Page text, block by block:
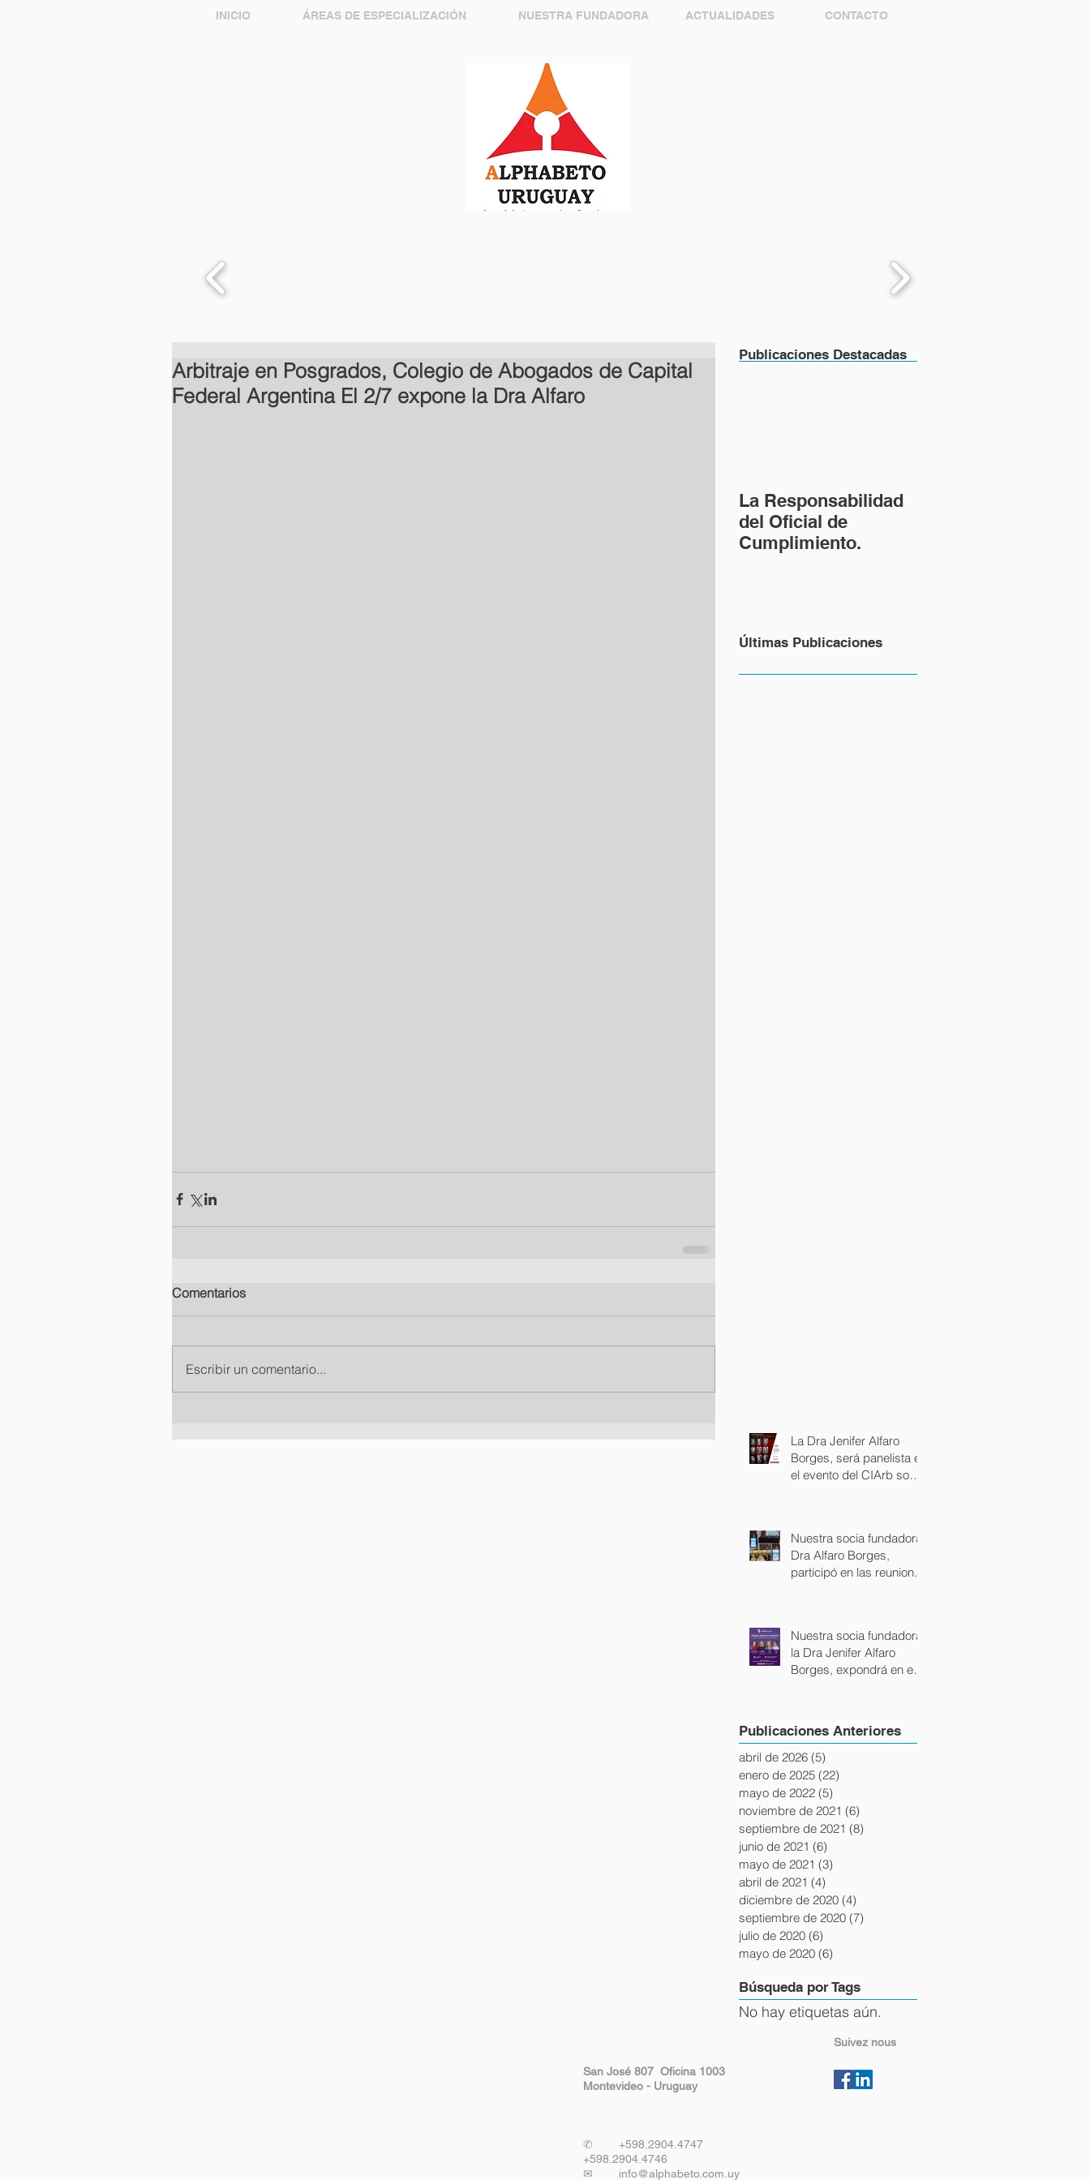
Arbitraje en Posgrados, Colegio de Abogados de Capital
Federal Argentina El 2/7 expone la Dra Alfaro
Comentarios
Escribir un comentario...
Publicaciones Destacadas
La Responsabilidad
del Oficial de
Cumplimiento.
Últimas Publicaciones
La Dra Jenifer Alfaro
Borges, será panelista en
el evento del CIArb sobre
Nuestra socia fundadora,
Dra Alfaro Borges,
participó en las reuniones
Nuestra socia fundadora,
la Dra Jenifer Alfaro
Borges, expondrá en el
de Uruguay, la
Embajadora del Perú y la
Presidente del BPS
Publicaciones Anteriores
abril de 2026 (5)
enero de 2025 (22)
mayo de 2022 (5)
noviembre de 2021 (6)
septiembre de 2021 (8)
junio de 2021 (6)
mayo de 2021 (3)
abril de 2021 (4)
diciembre de 2020 (4)
septiembre de 2020 (7)
julio de 2020 (6)
mayo de 2020 (6)
Búsqueda por Tags
No hay etiquetas aún.
INICIO ÁREAS DE ESPECIALIZACIÓN NUESTRA FUNDADORA ACTUALIDADES CONTACTO
San José 807 Oficina 1003
Montevideo - Uruguay
✆ +598.2904.4747
+598.2904.4746
✉ info@alphabeto.com.uy
Suivez nous